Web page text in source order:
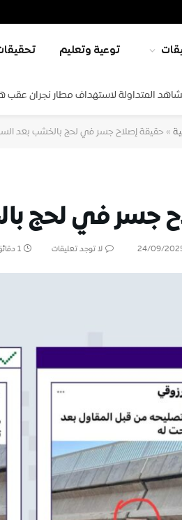
توعية وتعليم
المتداولة لاستهداف مطار نجران عقب
» حقيقة إصلاح جسر في لحج بالخشب بعد
جسر في لحج
24/09/ لا توجد تعليقات 1 دقائق